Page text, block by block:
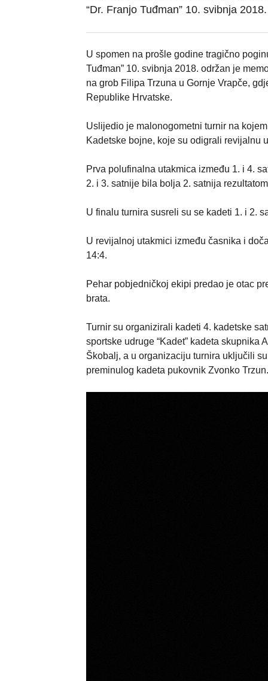
“Dr. Franjo Tuđman” 10. svibnja
U spomen na prošle godine tragično
Tuđman” 10. svibnja 2018. održan je
na grob Filipa Trzuna u Gornje Vrapče,
Republike Hrvatske.
Uslijedio je malonogometni turnir na
Kadetske bojne, koje su odigrali revijalnu
Prva polufinalna utakmica između 1. i 4.
2. i 3. satnije bila bolja 2. satnija
U finalu turnira susreli su se kadeti 1. i 2.
U revijalnoj utakmici između časnika i
14:4.
Pehar pobjedničkoj ekipi predao je otac
brata.
Turnir su organizirali kadeti 4. kadetske
sportske udruge “Kadet” kadeta
Škobalj, a u organizaciju turnira uključili
preminulog kadeta pukovnik Zvonko Trzun.